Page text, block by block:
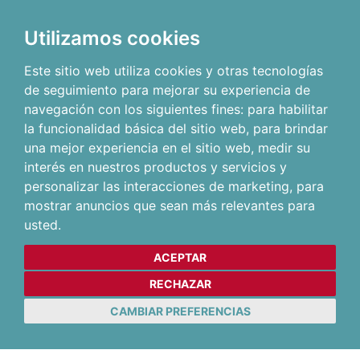
Utilizamos cookies
Este sitio web utiliza cookies y otras tecnologías
de seguimiento para mejorar su experiencia de
navegación con los siguientes fines: para habilitar
la funcionalidad básica del sitio web, para brindar
una mejor experiencia en el sitio web, medir su
interés en nuestros productos y servicios y
personalizar las interacciones de marketing, para
mostrar anuncios que sean más relevantes para
usted.
ACEPTAR
RECHAZAR
CAMBIAR PREFERENCIAS